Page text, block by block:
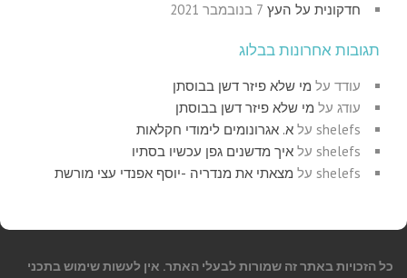
חדקונית על העץ 7 בנובמבר 2021
תגובות אחרונות בבלוג
עודד על מי שלא פיזר דשן בבוסתן
עודג על מי שלא פיזר דשן בבוסתן
shelefs על א. אגרונומים לימודי חקלאות
shelefs על איך מדשנים גפן עכשיו בסתיו
shelefs על מצאתי את מנדריה -יוסף אפנדי עצי מורשת
כל הזכויות באתר זה שמורות לבעלי האתר. אין לעשות שימוש בתכני